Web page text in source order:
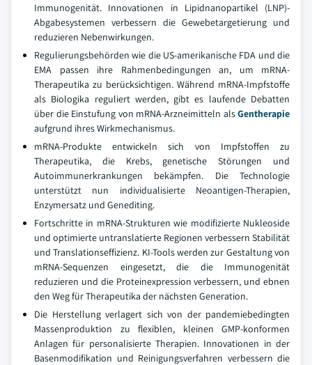
Immunogenität. Innovationen in Lipidnanopartikel (LNP)-
Abgabesystemen verbessern die Gewebetargetierung und
reduzieren Nebenwirkungen.
Regulierungsbehörden wie die US-amerikanische FDA und die
EMA passen ihre Rahmenbedingungen an, um mRNA-
Therapeutika zu berücksichtigen. Während mRNA-Impfstoffe
als Biologika reguliert werden, gibt es laufende Debatten
über die Einstufung von mRNA-Arzneimitteln alsGentherapie
aufgrund ihres Wirkmechanismus.
mRNA-Produkte entwickeln sich von Impfstoffen zu
Therapeutika, die Krebs, genetische Störungen und
Autoimmunerkrankungen bekämpfen. Die Technologie
unterstützt nun individualisierte Neoantigen-Therapien,
Enzymersatz und Genediting.
Fortschritte in mRNA-Strukturen wie modifizierte Nukleoside
und optimierte untranslatierte Regionen verbessern Stabilität
und Translationseffizienz. KI-Tools werden zur Gestaltung von
mRNA-Sequenzen eingesetzt, die die Immunogenität
reduzieren und die Proteinexpression verbessern, und ebnen
den Weg für Therapeutika der nächsten Generation.
Die Herstellung verlagert sich von der pandemiebedingten
Massenproduktion zu flexiblen, kleinen GMP-konformen
Anlagen für personalisierte Therapien. Innovationen in der
Basenmodifikation und Reinigungsverfahren verbessern die